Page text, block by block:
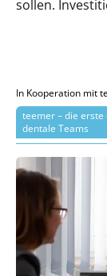
sollen.
stabilisieren
In Kooperation mit
teemer – die
dentale Teams